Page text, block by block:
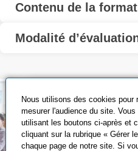
Contenu de la
Modalité
Nous utilisons des cookies
mesurer l'audience du site.
utilisant les boutons ci-après et
cliquant sur la rubrique « Gérer
chaque page de notre site. Si